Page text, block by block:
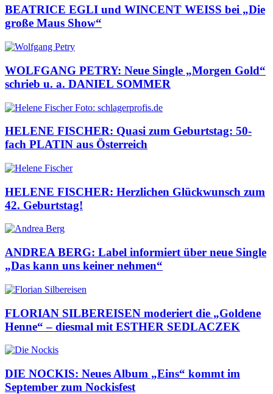
BEATRICE EGLI und WINCENT WEISS bei „Die
große Maus Show“
WOLFGANG PETRY: Neue Single „Morgen Gold“
schrieb u. a. DANIEL SOMMER
HELENE FISCHER: Quasi zum Geburtstag: 50-
fach PLATIN aus Österreich
HELENE FISCHER: Herzlichen Glückwunsch zum
42. Geburtstag!
ANDREA BERG: Label informiert über neue Single
„Das kann uns keiner nehmen“
FLORIAN SILBEREISEN moderiert die „Goldene
Henne“ – diesmal mit ESTHER SEDLACZEK
DIE NOCKIS: Neues Album „Eins“ kommt im
September zum Nockisfest